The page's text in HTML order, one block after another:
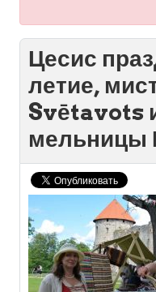
Цесис
летие,
Svētavots
мельницы